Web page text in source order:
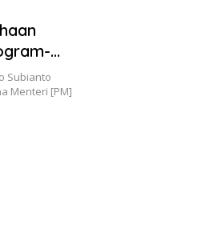
Subianto
Menteri [PM]